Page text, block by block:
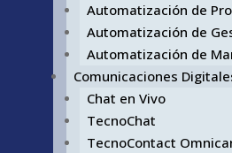
Automatización de
Automatización de
Automatización de
Comunicaciones
Chat en Vivo
TecnoChat
TecnoContact